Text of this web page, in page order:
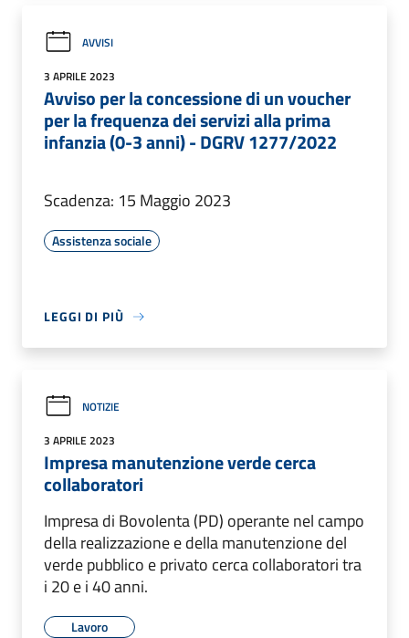
AVVISI
3 APRILE 2023
Avviso per la concessione di un voucher
per la frequenza dei servizi alla prima
infanzia (0-3 anni) - DGRV 1277/2022
Scadenza: 15 Maggio 2023
Assistenza sociale
LEGGI DI PIÙ
NOTIZIE
3 APRILE 2023
Impresa manutenzione verde cerca
collaboratori
Impresa di Bovolenta (PD) operante nel campo
della realizzazione e della manutenzione del
verde pubblico e privato cerca collaboratori tra
i 20 e i 40 anni.
Lavoro